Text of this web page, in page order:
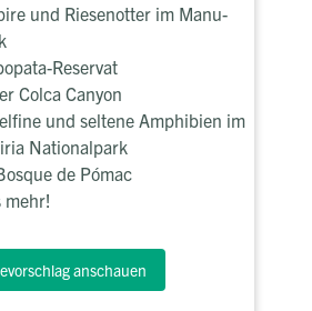
und Riesenotter im Manu-
Reservat
Colca Canyon
und seltene Amphibien im
Nationalpark
de Pómac
mehr!
anschauen